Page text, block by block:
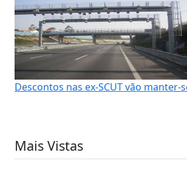
Descontos nas ex-SCUT vão manter-
Mais Vistas